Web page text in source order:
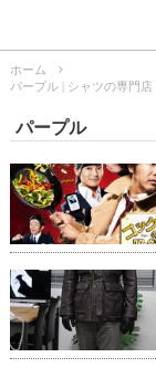
ホーム
パープル | シャツの専門店
パープル